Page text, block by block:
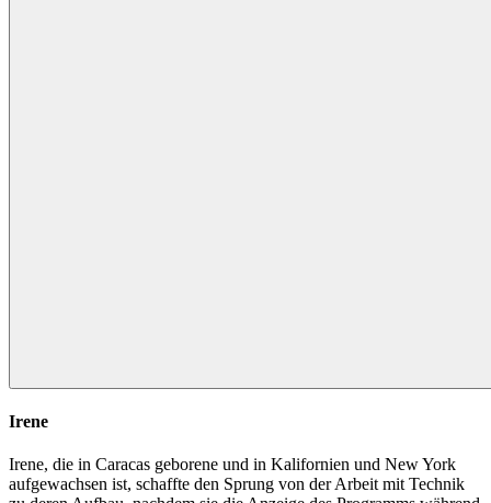
Irene
Irene, die in Caracas geborene und in Kalifornien und New York
aufgewachsen ist, schaffte den Sprung von der Arbeit mit Technik